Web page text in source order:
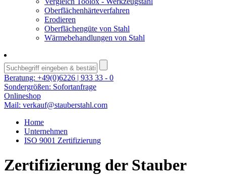
Oberflächenhärteverfahren
Erodieren
Oberflächengüte von Stahl
Wärmebehandlungen von Stahl
Beratung: +49(0)6226 | 933 33 - 0
Sondergrößen: Sofortanfrage
Onlineshop
Mail: verkauf@stauberstahl.com
Home
Unternehmen
ISO 9001 Zertifizierung
Zertifizierung der Stauber